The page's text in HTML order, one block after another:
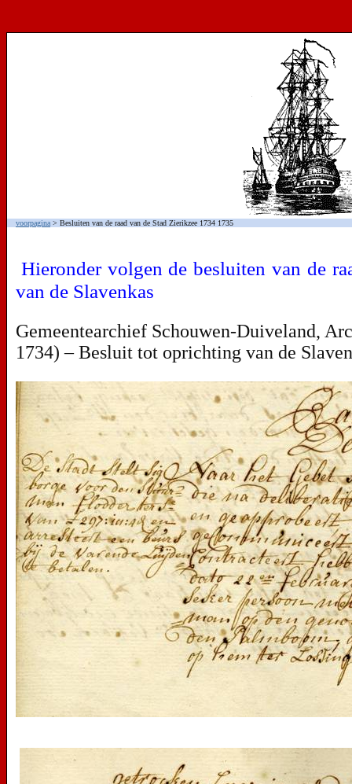
voorpagina > Besluiten van de raad van de Stad Zierikzee 1734 1735
Hieronder volgen de besluiten van de
van de Slavenkas
Gemeentearchief Schouwen-Duiveland,
1734) – Besluit tot oprichting van de